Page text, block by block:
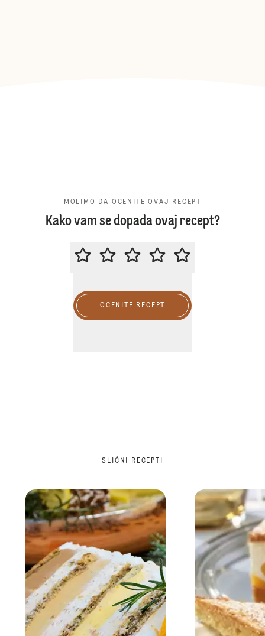
MOLIMO DA OCENITE OVAJ RECEPT
Kako vam se dopada ovaj recept?
MOLIMO DA OCENITE OVAJ
OCENITE RECEPT
SLIČNI RECEPTI